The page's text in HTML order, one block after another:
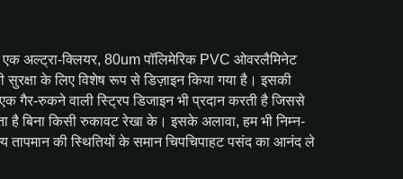
एक अल्ट्रा-क्लियर, 80um पॉलिमेरिक PVC ओवरलैमिनेट
के लिए विशेष रूप से डिज़ाइन किया गया है। इसकी
गैर-रुकने वाली स्ट्रिप डिजाइन भी प्रदान करती है जिससे
है बिना किसी रुकावट रेखा के। इसके अलावा, हम भी निम्न-
तापमान की स्थितियों के समान चिपचिपाहट पसंद का आनंद ले